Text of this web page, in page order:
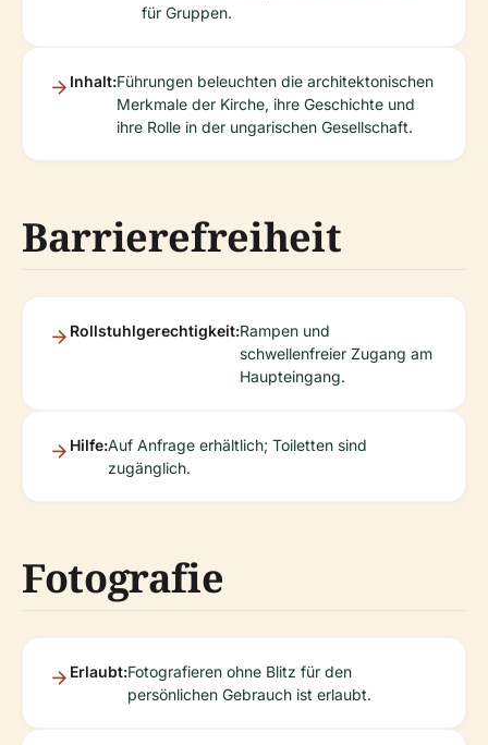
für Gruppen.
Inhalt:Führungen beleuchten die architektonischen
Merkmale der Kirche, ihre Geschichte und
ihre Rolle in der ungarischen Gesellschaft.
Barrierefreiheit
Rollstuhlgerechtigkeit:Rampen und
schwellenfreier Zugang am
Haupteingang.
Hilfe:Auf Anfrage erhältlich; Toiletten sind
zugänglich.
Fotografie
Erlaubt:Fotografieren ohne Blitz für den
persönlichen Gebrauch ist erlaubt.